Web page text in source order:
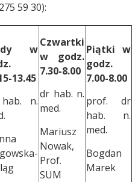
59 30):
w
13.45
n.
Czwartki
w godz.
7.30-8.00
dr hab. n.
med.
Mariusz
Nowak,
Prof.
SUM
Piątki w
godz.
7.00-8.00
prof. dr
hab. n.
med.
Bogdan
Marek